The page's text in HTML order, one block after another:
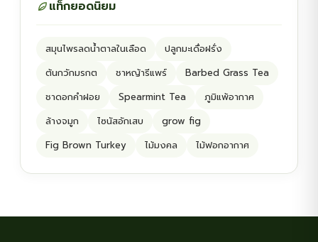
แท็กยอดนิยม
สมุนไพรลดน้ำตาลในเลือด
ปลูกมะเดื่อฝรั่ง
ต้นกวักมรกต
ชาหญ้ารีแพร์
Barbed Grass Tea
ชาดอกคำฝอย
Spearmint Tea
ภูมิแพ้อากาศ
ล้างจมูก
ไซนัสอักเสบ
grow fig
Fig Brown Turkey
ไม้มงคล ไม้ฟอกอากาศ